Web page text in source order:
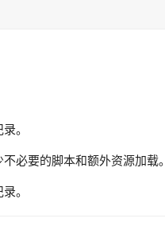
。
必要的脚本和额外资源加载。
。